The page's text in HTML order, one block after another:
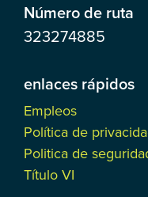
Número de ruta
323274885
enlaces rápidos
Empleos
Política de
Politica de
Título VI